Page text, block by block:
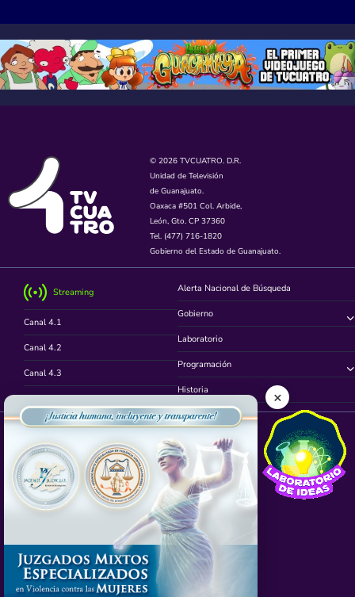
© 2026 TVCUATRO. D.R.
Unidad de Televisión
de Guanajuato.
Oaxaca #501 Col. Arbide,
León, Gto. CP 37360
Tel. (477) 716-1820
Gobierno del Estado de Guanajuato.
Streaming
Canal 4.1
Canal 4.2
Canal 4.3
Canal 4.4
Alerta Nacional de Búsqueda
Gobierno
Laboratorio
Programación
Historia
Síguenos en
App TVCUATRO
×